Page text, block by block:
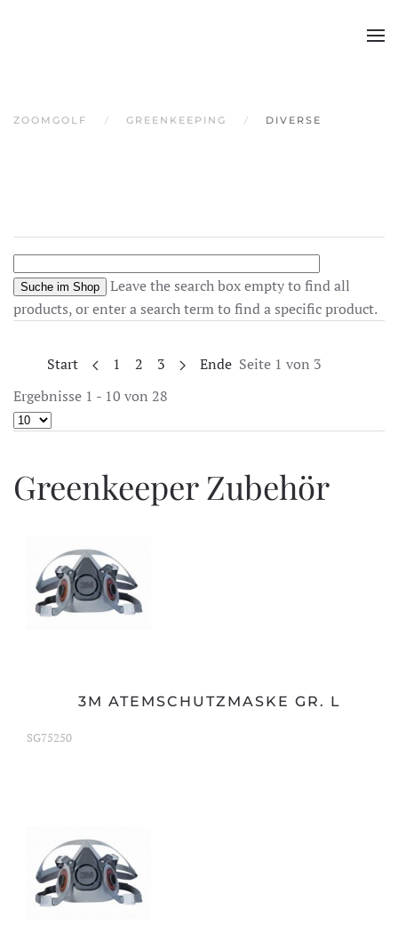
ZOOMGOLF GREENKEEPING DIVERSE
Leave the search box empty to find all
products, or enter a search term to find a specific product.
Start 1 2 3 Ende Seite 1 von 3
Ergebnisse 1 - 10 von 28
Greenkeeper Zubehör
3M ATEMSCHUTZMASKE GR. L
SG75250